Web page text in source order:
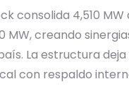
consolida 4,510
creando
La estructura
con respaldo